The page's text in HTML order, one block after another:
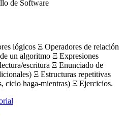
de Software
lógicos Ξ Operadores de relación
un algoritmo Ξ Expresiones
escritura Ξ Enunciado de
Ξ Estructuras repetitivas
ciclo haga-mientras) Ξ Ejercicios.